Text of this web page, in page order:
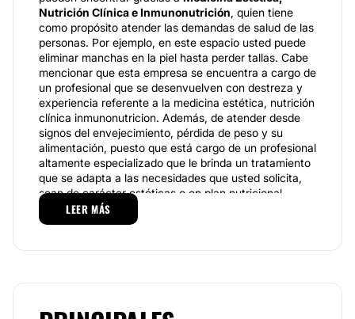
Nutrición Clínica e Inmunonutrición, quien tiene
como propósito atender las demandas de salud de las
personas. Por ejemplo, en este espacio usted puede
eliminar manchas en la piel hasta perder tallas. Cabe
mencionar que esta empresa se encuentra a cargo de
un profesional que se desenvuelven con destreza y
experiencia referente a la medicina estética, nutrición
clínica inmunonutricion. Además, de atender desde
signos del envejecimiento, pérdida de peso y su
alimentación, puesto que está cargo de un profesional
altamente especializado que le brinda un tratamiento
que se adapta a las necesidades que usted solicita,
sean de carácter estéticas o en plan nutricional.
Especialidades
estética y lucir radiante. Este especialista también
LEER MÁS